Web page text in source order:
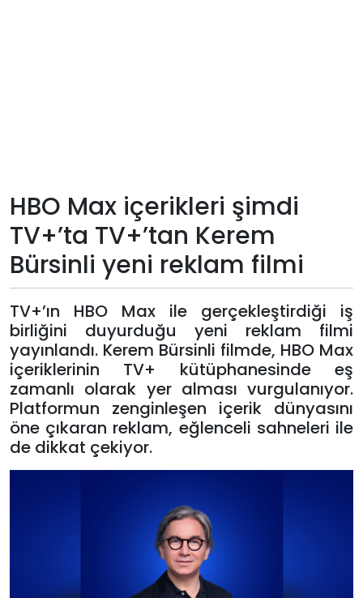
Künye
Giriş
Yap
HBO Max içerikleri şimdi
TV+’ta TV+’tan Kerem
Bürsinli yeni reklam filmi
TV+’ın HBO Max ile gerçekleştirdiği iş
birliğini duyurduğu yeni reklam filmi
yayınlandı. Kerem Bürsinli filmde, HBO Max
içeriklerinin TV+ kütüphanesinde eş
zamanlı olarak yer alması vurgulanıyor.
Platformun zenginleşen içerik dünyasını
öne çıkaran reklam, eğlenceli sahneleri ile
de dikkat çekiyor.